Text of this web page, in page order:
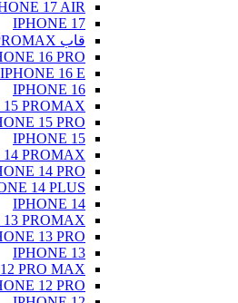
IPHONE 17 AIR
IPHONE 17
IPHONE 16 PRO
IPHONE 16 E
IPHONE 16
IPHONE 15 PROMAX
IPHONE 15 PRO
IPHONE 15
IPHONE 14 PROMAX
IPHONE 14 PRO
IPHONE 14 PLUS
IPHONE 14
IPHONE 13 PROMAX
IPHONE 13 PRO
IPHONE 13
IPHONE 12 PRO MAX
IPHONE 12 PRO